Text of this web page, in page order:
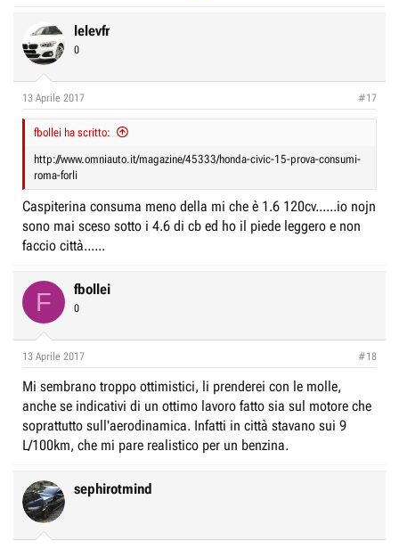
n
e
lelevfr
0
13 Aprile 2017 #17
fbollei ha scritto:
http://www.omniauto.it/magazine/45333/honda-civic-15-prova-consumi-
roma-forli
Caspiterina consuma meno della mi che è 1.6 120cv......io nojn
sono mai sceso sotto i 4.6 di cb ed ho il piede leggero e non
faccio città......
F fbollei
0
13 Aprile 2017 #18
Mi sembrano troppo ottimistici, li prenderei con le molle,
anche se indicativi di un ottimo lavoro fatto sia sul motore che
soprattutto sull'aerodinamica. Infatti in città stavano sui 9
L/100km, che mi pare realistico per un benzina.
sephirotmind